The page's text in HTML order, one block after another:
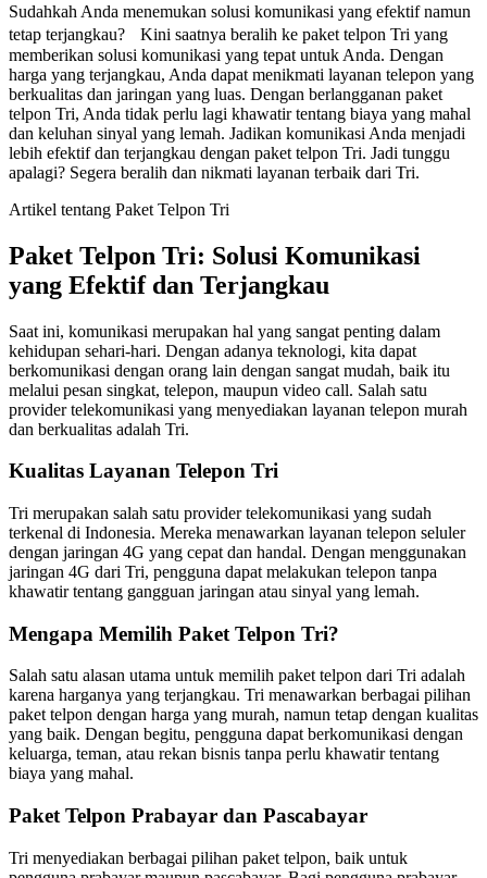
Sudahkah Anda menemukan solusi komunikasi yang efektif namun
tetap terjangkau? Kini saatnya beralih ke paket telpon Tri yang
memberikan solusi komunikasi yang tepat untuk Anda. Dengan
harga yang terjangkau, Anda dapat menikmati layanan telepon yang
berkualitas dan jaringan yang luas. Dengan berlangganan paket
telpon Tri, Anda tidak perlu lagi khawatir tentang biaya yang mahal
dan keluhan sinyal yang lemah. Jadikan komunikasi Anda menjadi
lebih efektif dan terjangkau dengan paket telpon Tri. Jadi tunggu
apalagi? Segera beralih dan nikmati layanan terbaik dari Tri.
Artikel tentang Paket Telpon Tri
Paket Telpon Tri: Solusi Komunikasi
yang Efektif dan Terjangkau
Saat ini, komunikasi merupakan hal yang sangat penting dalam
kehidupan sehari-hari. Dengan adanya teknologi, kita dapat
berkomunikasi dengan orang lain dengan sangat mudah, baik itu
melalui pesan singkat, telepon, maupun video call. Salah satu
provider telekomunikasi yang menyediakan layanan telepon murah
dan berkualitas adalah Tri.
Kualitas Layanan Telepon Tri
Tri merupakan salah satu provider telekomunikasi yang sudah
terkenal di Indonesia. Mereka menawarkan layanan telepon seluler
dengan jaringan 4G yang cepat dan handal. Dengan menggunakan
jaringan 4G dari Tri, pengguna dapat melakukan telepon tanpa
khawatir tentang gangguan jaringan atau sinyal yang lemah.
Mengapa Memilih Paket Telpon Tri?
Salah satu alasan utama untuk memilih paket telpon dari Tri adalah
karena harganya yang terjangkau. Tri menawarkan berbagai pilihan
paket telpon dengan harga yang murah, namun tetap dengan kualitas
yang baik. Dengan begitu, pengguna dapat berkomunikasi dengan
keluarga, teman, atau rekan bisnis tanpa perlu khawatir tentang
biaya yang mahal.
Paket Telpon Prabayar dan Pascabayar
Tri menyediakan berbagai pilihan paket telpon, baik untuk